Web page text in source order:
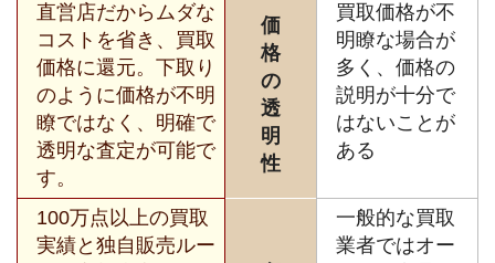
直営店だからムダな
コストを省き、買取
価格に還元。下取り
のように価格が不明
瞭ではなく、明確で
透明な査定が可能で
す。
価
格
の
透
明
性
買取価格が不
明瞭な場合が
多く、価格の
説明が十分で
はないことが
ある
100万点以上の買取
実績と独自販売ルー
一般的な買取
業者ではオー